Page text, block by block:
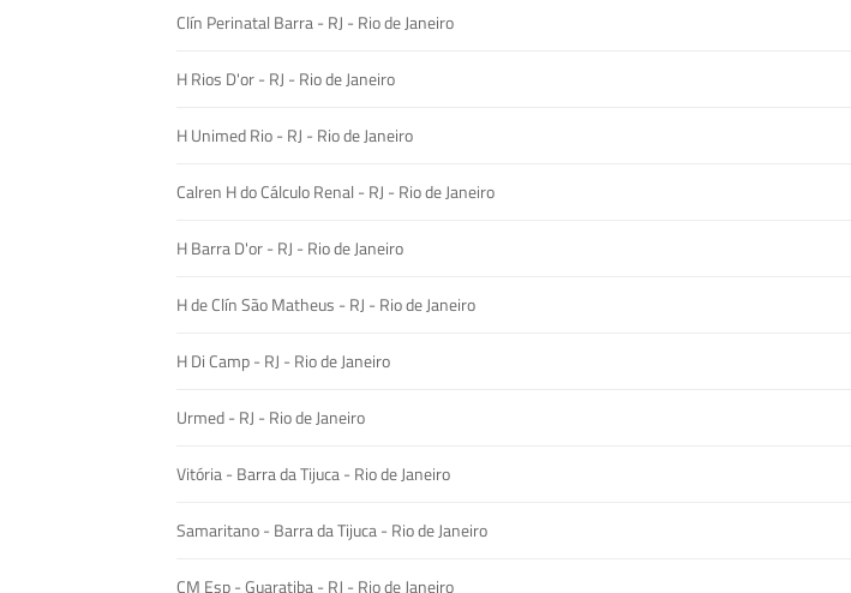
Clín Perinatal Barra - RJ - Rio de Janeiro
H Rios D'or - RJ - Rio de Janeiro
H Unimed Rio - RJ - Rio de Janeiro
Calren H do Cálculo Renal - RJ - Rio de Janeiro
H Barra D'or - RJ - Rio de Janeiro
H de Clín São Matheus - RJ - Rio de Janeiro
H Di Camp - RJ - Rio de Janeiro
Urmed - RJ - Rio de Janeiro
Vitória - Barra da Tijuca - Rio de Janeiro
Samaritano - Barra da Tijuca - Rio de Janeiro
CM Esp - Guaratiba - RJ - Rio de Janeiro